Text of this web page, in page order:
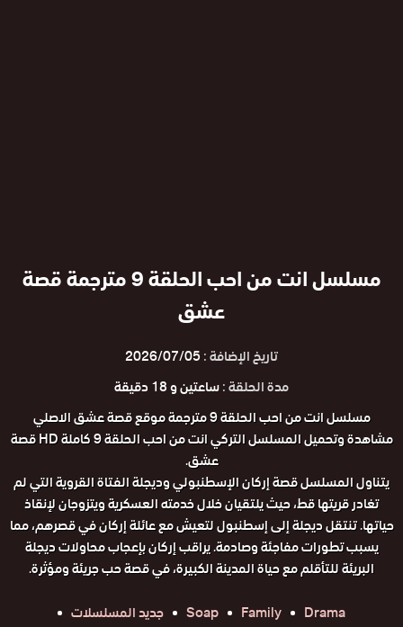
مسلسل انت من احب الحلقة 9 مترجمة قصة
عشق
تاريخ الإضافة :2026/07/05
مدة الحلقة :ساعتين و 18 دقيقة
مسلسل انت من احب الحلقة 9 مترجمة موقع قصة عشق الاصلي
مشاهدة وتحميل المسلسل التركي انت من احب الحلقة 9 كاملة HD قصة
عشق.
يتناول المسلسل قصة إركان الإسطنبولي وديجلة الفتاة القروية التي لم
تغادر قريتها قط، حيث يلتقيان خلال خدمته العسكرية ويتزوجان لإنقاذ
حياتها. تنتقل ديجلة إلى إسطنبول لتعيش مع عائلة إركان في قصرهم، مما
يسبب تطورات مفاجئة وصادمة. يراقب إركان بإعجاب محاولات ديجلة
البريئة للتأقلم مع حياة المدينة الكبيرة، في قصة حب جريئة ومؤثرة.
Drama
Family
Soap جديد المسلسلات